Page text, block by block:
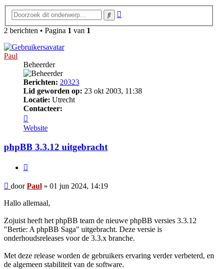
Zoek
2 berichten • Pagina 1 van 1
Paul
Beheerder
Berichten: 20323
Lid geworden op: 23 okt 2003, 11:38
Locatie: Utrecht
Contacteer:
Paul
Website
phpBB 3.3.12 uitgebracht
Bericht
doorPaul » 01 jun 2024, 14:19
Hallo allemaal,
Zojuist heeft het phpBB team de nieuwe phpBB versies 3.3.12
"Bertie: A phpBB Saga" uitgebracht. Deze versie is
onderhoudsreleases voor de 3.3.x branche.
Met deze release worden de gebruikers ervaring verder verbeterd, en
de algemeen stabiliteit van de software.